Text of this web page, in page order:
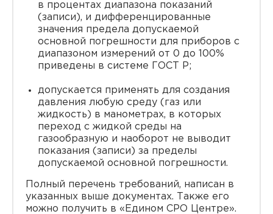
в процентах диапазона показаний
(записи), и дифференцированные
значения предела допускаемой
основной погрешности для приборов с
диапазоном измерений от 0 до 100%
приведены в системе ГОСТ Р;
допускается применять для создания
давления любую среду (газ или
жидкость) в манометрах, в которых
переход с жидкой среды на
газообразную и наоборот не выводит
показания (записи) за пределы
допускаемой основной погрешности.
Полный перечень требований, написан в
указанных выше документах. Также его
можно получить в «Едином СРО Центре».